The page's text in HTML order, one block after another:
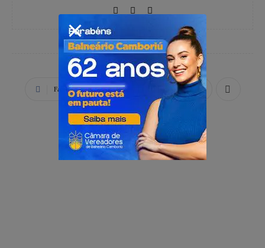
Facebook X WhatsApp
PUBLICIDADE